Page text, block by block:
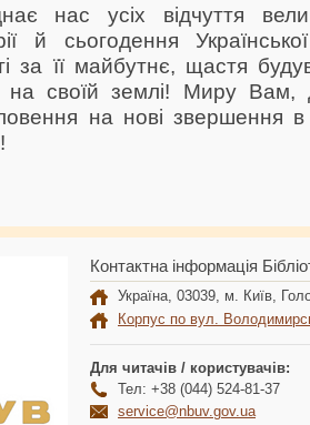
нас усіх відчуття
й сьогодення
за її майбутнє, щастя
на своїй землі! Миру Вам,
на нові звершення в
Контактна інформація
Україна, 03039, м. Київ,
Корпус по вул.
Для читачів / користувачів:
Тел: +38 (044) 524-81-37
service@nbuv.gov.ua